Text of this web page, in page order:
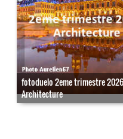
fotoduelo 2eme trimestre
Architecture